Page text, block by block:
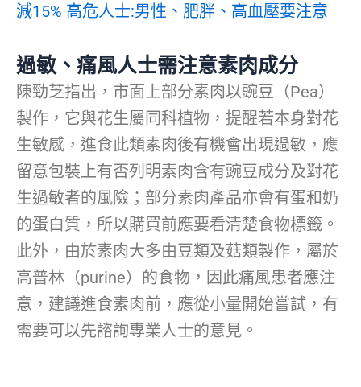
減15% 高危人士:男性、肥胖、高血壓要注意
過敏、痛風人士需注意素肉成分
陳勁芝指出，市面上部分素肉以豌豆（Pea）
製作，它與花生屬同科植物，提醒若本身對花
生敏感，進食此類素肉後有機會出現過敏，應
留意包裝上有否列明素肉含有豌豆成分及對花
生過敏者的風險；部分素肉產品亦會有蛋和奶
的蛋白質，所以購買前應要看清楚食物標籤。
此外，由於素肉大多由豆類及菇類製作，屬於
高普林（purine）的食物，因此痛風患者應注
意，建議進食素肉前，應從小量開始嘗試，有
需要可以先諮詢專業人士的意見。